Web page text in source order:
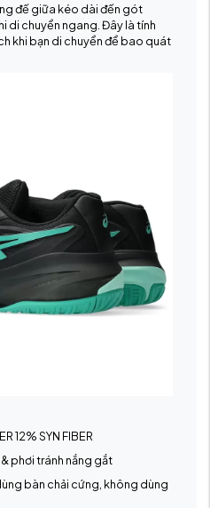
đế giữa kéo dài đến gót
di chuyển ngang. Đây là tính
khi bạn di chuyển để bao quát
12% SYN FIBER
phơi tránh nắng gắt
bàn chải cứng, không dùng